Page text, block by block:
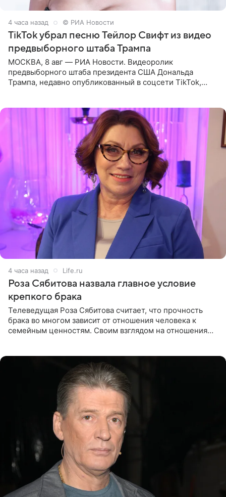
4 часа назад © РИА Новости
TikTok убрал песню Тейлор Свифт из видео
предвыборного штаба Трампа
МОСКВА, 8 авг — РИА Новости. Видеоролик
предвыборного штаба президента США Дональда
Трампа, недавно опубликованный в соцсети TikTok,
4 часа назад Life.ru
Роза Сябитова назвала главное условие
крепкого брака
Телеведущая Роза Сябитова считает, что прочность
брака во многом зависит от отношения человека к
семейным ценностям. Своим взглядом на отношения